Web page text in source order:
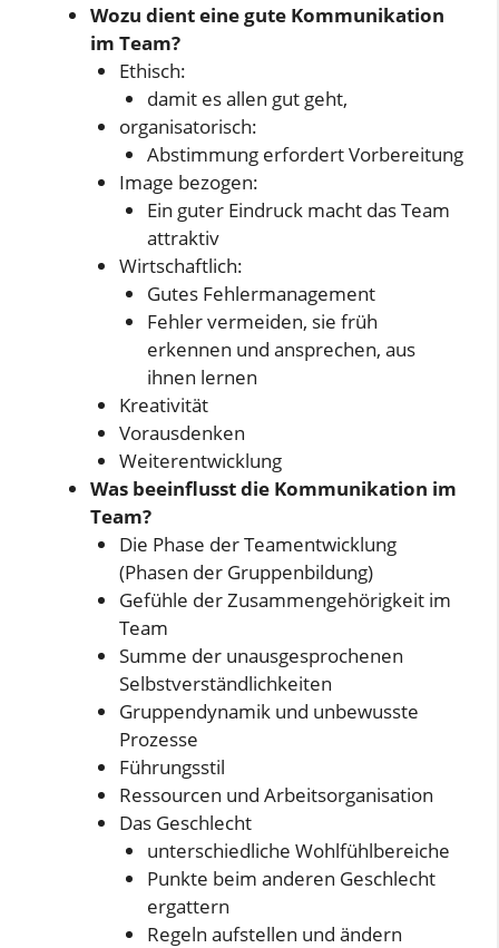
Wozu dient eine gute Kommunikation
im Team?
Ethisch:
damit es allen gut geht,
organisatorisch:
Abstimmung erfordert Vorbereitung
Image bezogen:
Ein guter Eindruck macht das Team
attraktiv
Wirtschaftlich:
Gutes Fehlermanagement
Fehler vermeiden, sie früh
erkennen und ansprechen, aus
ihnen lernen
Kreativität
Vorausdenken
Weiterentwicklung
Was beeinflusst die Kommunikation im
Team?
Die Phase der Teamentwicklung
(Phasen der Gruppenbildung)
Gefühle der Zusammengehörigkeit im
Team
Summe der unausgesprochenen
Selbstverständlichkeiten
Gruppendynamik und unbewusste
Prozesse
Führungsstil
Ressourcen und Arbeitsorganisation
Das Geschlecht
unterschiedliche Wohlfühlbereiche
Punkte beim anderen Geschlecht
ergattern
Regeln aufstellen und ändern